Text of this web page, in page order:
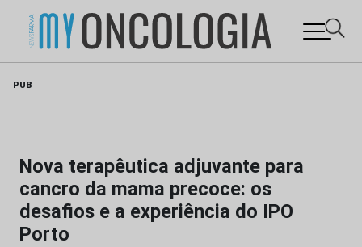
PUB
Nova terapêutica adjuvante para
cancro da mama precoce: os
desafios e a experiência do IPO
Porto